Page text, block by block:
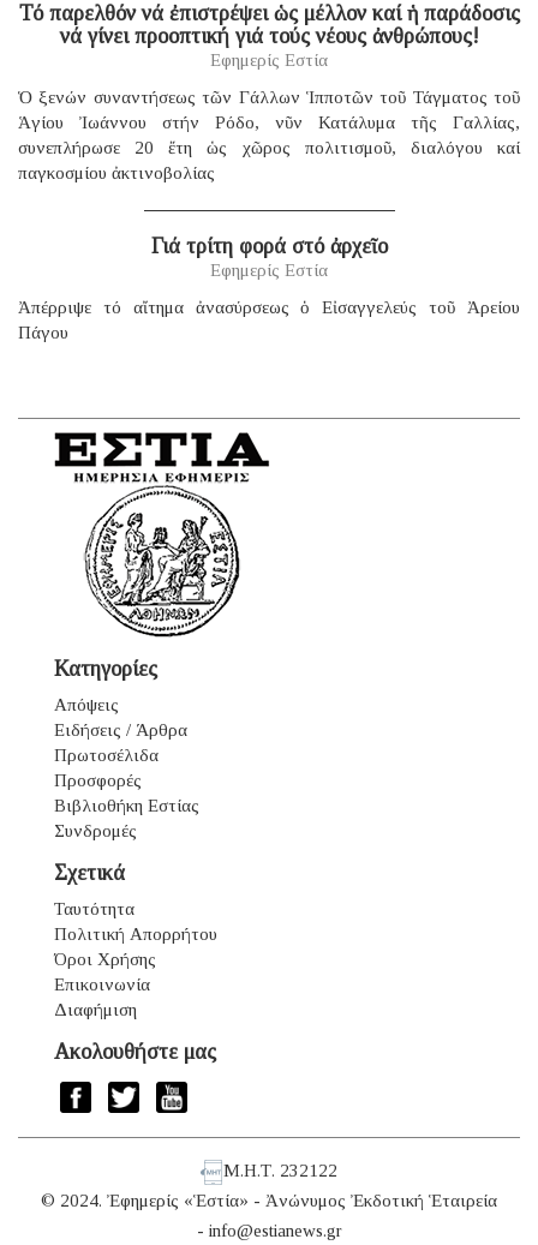
Τό παρελθόν νά ἐπιστρέψει ὡς μέλλον καί ἡ παράδοσις
νά γίνει προοπτική γιά τούς νέους ἀνθρώπους!
Εφημερίς Εστία
Ὁ ξενών συναντήσεως τῶν Γάλλων Ἱπποτῶν τοῦ Τάγματος τοῦ
Ἁγίου Ἰωάννου στήν Ρόδο, νῦν Κατάλυμα τῆς Γαλλίας,
συνεπλήρωσε 20 ἔτη ὡς χῶρος πολιτισμοῦ, διαλόγου καί
παγκοσμίου ἀκτινοβολίας
Γιά τρίτη φορά στό ἀρχεῖο
Εφημερίς Εστία
Ἀπέρριψε τό αἴτημα ἀνασύρσεως ὁ Εἰσαγγελεύς τοῦ Ἀρείου
Πάγου
Κατηγορίες
Απόψεις
Ειδήσεις / Άρθρα
Πρωτοσέλιδα
Προσφορές
Βιβλιοθήκη Εστίας
Συνδρομές
Σχετικά
Ταυτότητα
Πολιτική Απορρήτου
Όροι Χρήσης
Επικοινωνία
Διαφήμιση
Ακολουθήστε μας
Μ.Η.Τ. 232122
© 2024. Ἐφημερίς «Ἑστία» - Ἀνώνυμος Ἐκδοτική Ἑταιρεία
- info@estianews.gr